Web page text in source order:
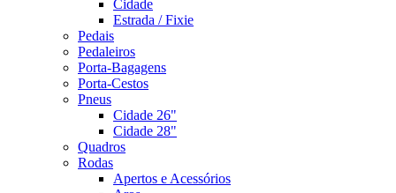
Cidade
Estrada / Fixie
Pedais
Pedaleiros
Porta-Bagagens
Porta-Cestos
Pneus
Cidade 26"
Cidade 28"
Quadros
Rodas
Apertos e Acessórios